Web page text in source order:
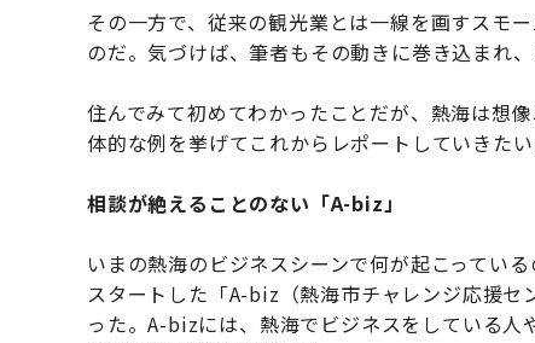
その一方で、従来の観光業とは一線を画すスモ
のだ。気づけば、筆者もその動きに巻き込まれ
住んでみて初めてわかったことだが、熱海は想
体的な例を挙げてこれからレポートしていきたい
相談が絶えることのない「A-biz」
いまの熱海のビジネスシーンで何が起こってい
スタートした「A-biz（熱海市チャレンジ応援
った。A-bizには、熱海でビジネスをしている